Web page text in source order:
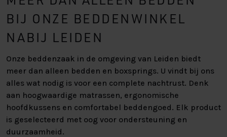
BIJ ONZE BEDDENWINKEL
NABIJ LEIDEN
Onze beddenzaak in de omgeving van Leiden biedt
meer dan alleen bedden en boxsprings. U vindt bij ons
alles wat nodig is voor een complete nachtrust. Denk
aan hoogwaardige matrassen, ergonomische
hoofdkussens en comfortabel beddengoed. Elk product
is geselecteerd met oog voor ondersteuning en
duurzaamheid.